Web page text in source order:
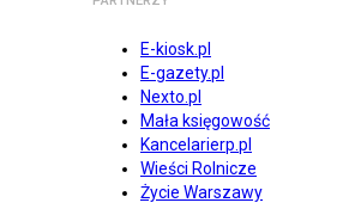
E-kiosk.pl
E-gazety.pl
Nexto.pl
Mała księgowość
Kancelarierp.pl
Wieści Rolnicze
Życie Warszawy